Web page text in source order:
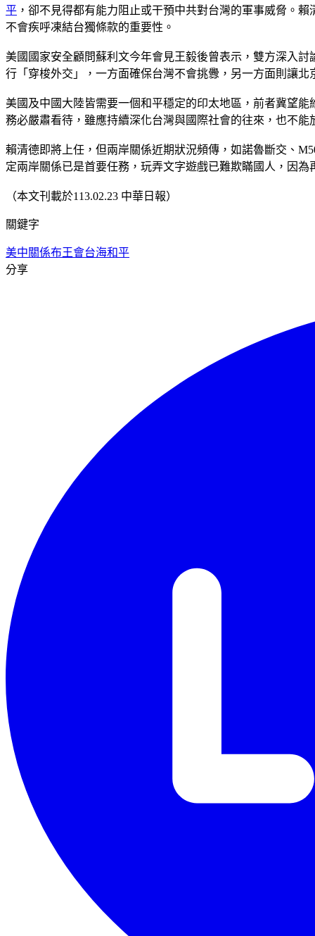
平 ，卻不見得都有能力阻止或干預中共對台灣的軍事威脅。賴
不會疾呼凍結台獨條款的重要性。
美國國家安全顧問蘇利文今年會見王毅後曾表示，雙方深入
行「穿梭外交」，一方面確保台灣不會挑釁，另一方面則讓
美國及中國大陸皆需要一個和平穩定的印太地區，前者冀望
務必嚴肅看待，雖應持續深化台灣與國際社會的往來，也不
賴清德即將上任，但兩岸關係近期狀況頻傳，如諾魯斷交、
定兩岸關係已是首要任務，玩弄文字遊戲已難欺瞞國人，因
（本文刊載於113.02.23 中華日報）
關鍵字
美中關係布王會台海和平
分享